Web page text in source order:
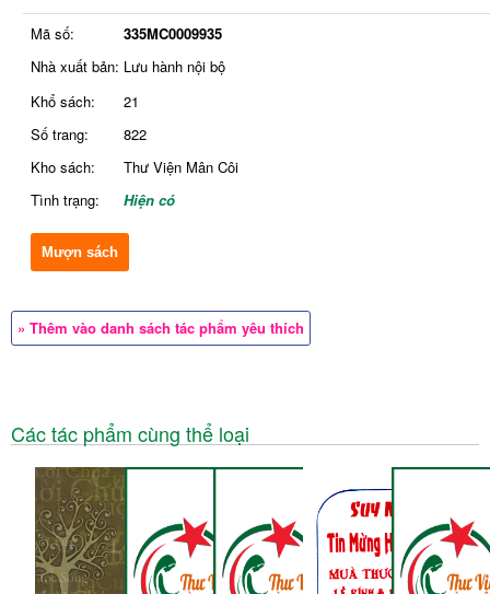
Mã số:
335MC0009935
Nhà xuất bản: Lưu hành nội bộ
Khổ sách:
21
Số trang:
822
Kho sách:
Thư Viện Mân Côi
Tình trạng:
Hiện có
Mượn sách
» Thêm vào danh sách tác phẩm yêu thích
Các tác phẩm cùng thể loại